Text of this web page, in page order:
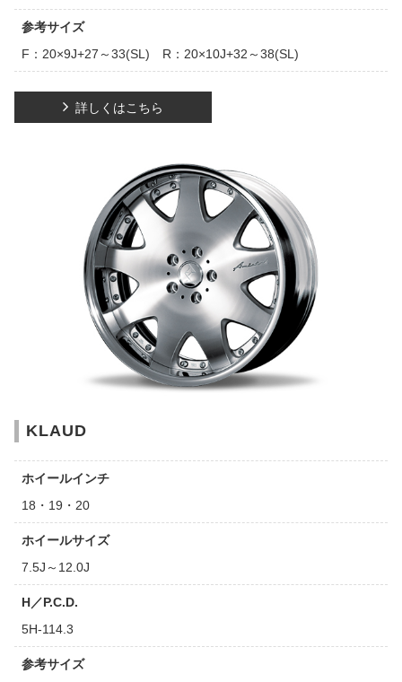
参考サイズ
F：20×9J+27～33(SL) R：20×10J+32～38(SL)
詳しくはこちら
KLAUD
ホイールインチ
18・19・20
ホイールサイズ
7.5J～12.0J
H／P.C.D.
5H-114.3
参考サイズ